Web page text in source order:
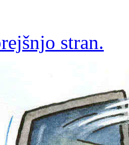
stran.